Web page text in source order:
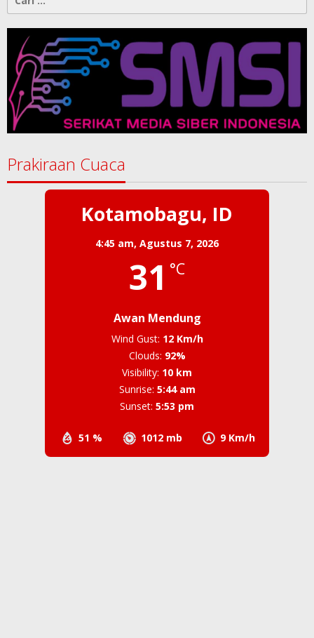
Prakiraan Cuaca
Kotamobagu, ID
4:45 am, Agustus 7, 2026
31 °C
Awan Mendung
51 % 1012 mb 9 Km/h
Wind Gust: 12 Km/h
Clouds: 92%
Visibility: 10 km
Sunrise: 5:44 am
Sunset: 5:53 pm